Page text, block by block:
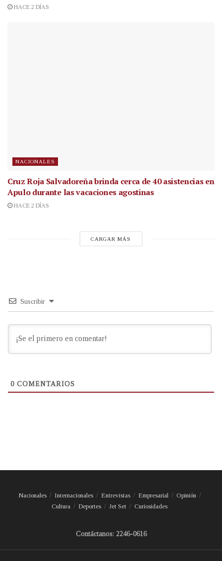
HACE 2 DÍAS
NACIONALES
Cruz Roja Salvadoreña brinda cerca de 40 asistencias en
Apulo durante las vacaciones agostinas
HACE 2 DÍAS
CARGAR MÁS
Suscribir
0 COMENTARIOS
Nacionales Internacionales Entrevistas Empresarial
Opinión
Cultura
Deportes Jet Set Curiosidades
Contáctanos: 2246-0616